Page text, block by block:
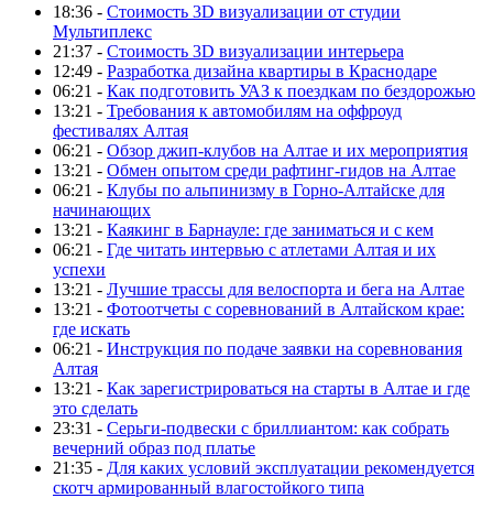
18:36 - Стоимость 3D визуализации от студии
Мультиплекс
21:37 - Стоимость 3D визуализации интерьера
12:49 - Разработка дизайна квартиры в Краснодаре
06:21 - Как подготовить УАЗ к поездкам по бездорожью
13:21 - Требования к автомобилям на оффроуд
фестивалях Алтая
06:21 - Обзор джип-клубов на Алтае и их мероприятия
13:21 - Обмен опытом среди рафтинг-гидов на Алтае
06:21 - Клубы по альпинизму в Горно-Алтайске для
начинающих
13:21 - Каякинг в Барнауле: где заниматься и с кем
06:21 - Где читать интервью с атлетами Алтая и их
успехи
13:21 - Лучшие трассы для велоспорта и бега на Алтае
13:21 - Фотоотчеты с соревнований в Алтайском крае:
где искать
06:21 - Инструкция по подаче заявки на соревнования
Алтая
13:21 - Как зарегистрироваться на старты в Алтае и где
это сделать
23:31 - Серьги-подвески с бриллиантом: как собрать
вечерний образ под платье
21:35 - Для каких условий эксплуатации рекомендуется
скотч армированный влагостойкого типа